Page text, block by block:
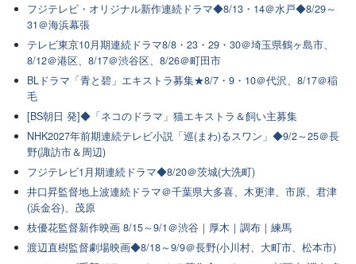
フジテレビ・オリジナル新作連続ドラマ◆8/13・14＠水戸◆8/29～
31＠海浜幕張
テレビ東京10月期連続ドラマ8/8・23・29・30＠埼玉県鶴ヶ島市、
8/12＠港区、8/17＠渋谷区、8/26＠町田市
BLドラマ「青と碧」エキストラ募集★8/7・9・10＠代沢、8/17＠稲
毛
[BS朝日 発]◆「ネコのドラマ」猫エキストラ＆飼い主募集
NHK2027年前期連続テレビ小説「巡(まわ)るスワン」◆9/2～25＠長
野(諏訪市＆周辺)
フジテレビ1月期連続ドラマ◆8/20＠茨城(大洗町)
井口昇監督地上波連続ドラマ＠千葉県大多喜、木更津、市原、君津
(浜金谷)、茂原
枝優花監督新作映画 8/15～9/1＠渋谷｜厚木｜調布｜練馬
渡辺直樹監督劇場映画◆8/18～9/9＠長野(小川村、大町市、松本市)